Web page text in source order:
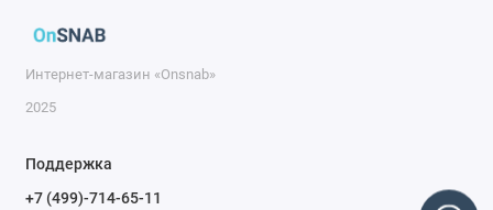
Интернет-магазин «Onsnab»
2025
Поддержка
+7 (499)-714-65-11